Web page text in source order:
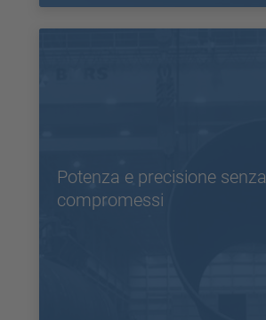
Potenza e precisione senza
compromessi